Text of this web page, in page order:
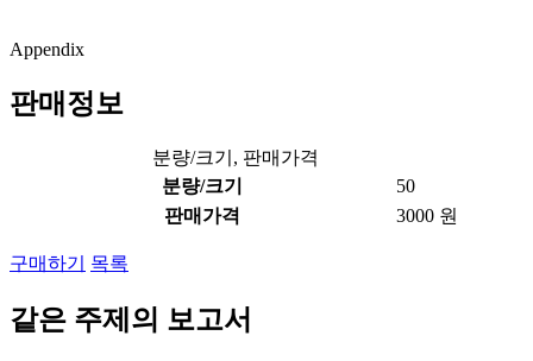
Appendix
판매정보
분량/크기, 판매가격
분량/크기
50
판매가격
3000 원
구매하기 목록
같은 주제의 보고서